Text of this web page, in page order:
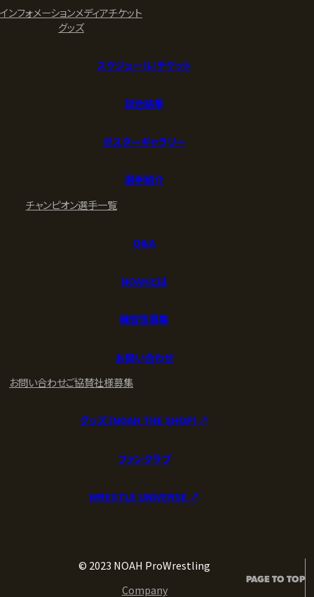
インフォメーションメディアチケット
グッズ
スケジュール/チケット
試合結果
ポスターギャラリー
選手紹介
チャンピオン選手一覧
Q&A
NOAHとは
練習生募集
お問い合わせ
お問い合わせご協賛社様募集
グッズ (NOAH THE SHOP) ↗︎
ファンクラブ
WRESTLE UNIVERSE ↗︎
© 2023 NOAH ProWrestling
Company
PAGE TO TOP